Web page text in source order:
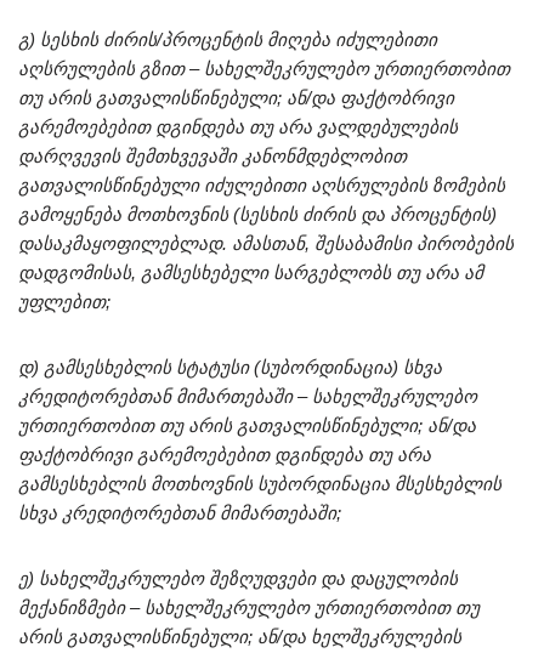
გ) სესხის ძირის/პროცენტის მიღება იძულებითი
აღსრულების გზით – სახელშეკრულებო ურთიერთობით
თუ არის გათვალისწინებული; ან/და ფაქტობრივი
გარემოებებით დგინდება თუ არა ვალდებულების
დარღვევის შემთხვევაში კანონმდებლობით
გათვალისწინებული იძულებითი აღსრულების ზომების
გამოყენება მოთხოვნის (სესხის ძირის და პროცენტის)
დასაკმაყოფილებლად. ამასთან, შესაბამისი პირობების
დადგომისას, გამსესხებელი სარგებლობს თუ არა ამ
უფლებით;
დ) გამსესხებლის სტატუსი (სუბორდინაცია) სხვა
კრედიტორებთან მიმართებაში – სახელშეკრულებო
ურთიერთობით თუ არის გათვალისწინებული; ან/და
ფაქტობრივი გარემოებებით დგინდება თუ არა
გამსესხებლის მოთხოვნის სუბორდინაცია მსესხებლის
სხვა კრედიტორებთან მიმართებაში;
ე) სახელშეკრულებო შეზღუდვები და დაცულობის
მექანიზმები – სახელშეკრულებო ურთიერთობით თუ
არის გათვალისწინებული; ან/და ხელშეკრულების